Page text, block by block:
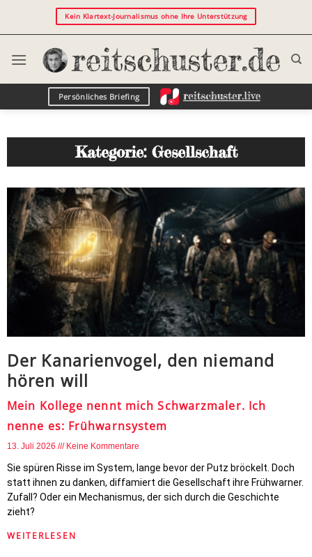
Kein Klartext-Journalismus ohne Ihre Unterstützung
Persönliches Briefing
Kategorie: Gesellschaft
Der Kanarienvogel, den niemand
hören will
Mein Kollege nennt mich Schwarzmaler. Ich
nenne es: Frühwarnsystem
13. Juli 2026 Keine Kommentare
Sie spüren Risse im System, lange bevor der Putz bröckelt. Doch
statt ihnen zu danken, diffamiert die Gesellschaft ihre Frühwarner.
Zufall? Oder ein Mechanismus, der sich durch die Geschichte
zieht?
WEITERLESEN